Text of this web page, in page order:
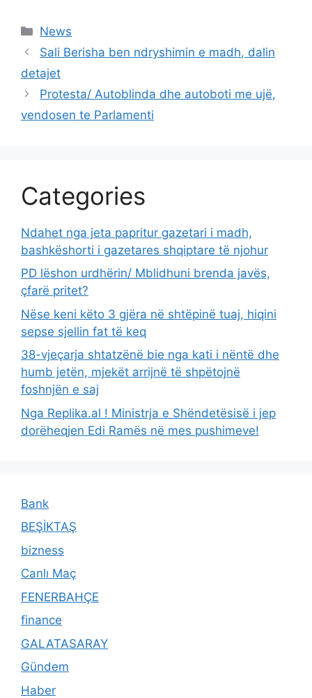
Categories
News
Sali Berisha ben ndryshimin e madh, dalin
detajet
Protesta/ Autoblinda dhe autoboti me ujë,
vendosen te Parlamenti
Categories
Ndahet nga jeta papritur gazetari i madh,
bashkëshorti i gazetares shqiptare të njohur
PD lëshon urdhërin/ Mblidhuni brenda javës,
çfarë pritet?
Nëse keni këto 3 gjëra në shtëpinë tuaj, hiqini
sepse sjellin fat të keq
38-vjeçarja shtatzënë bie nga kati i nëntë dhe
humb jetën, mjekët arrijnë të shpëtojnë
foshnjën e saj
Nga Replika.al ! Ministrja e Shëndetësisë i jep
dorëheqjen Edi Ramës në mes pushimeve!
Bank
BEŞİKTAŞ
bizness
Canlı Maç
FENERBAHÇE
finance
GALATASARAY
Gündem
Haber